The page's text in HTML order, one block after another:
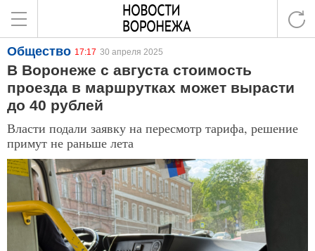
Общество 17:17 30 апреля 2025
В Воронеже с августа стоимость
проезда в маршрутках может вырасти
до 40 рублей
Власти подали заявку на пересмотр тарифа, решение
примут не раньше лета